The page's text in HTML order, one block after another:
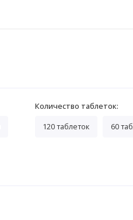
Количество таблеток:
120 таблеток
60